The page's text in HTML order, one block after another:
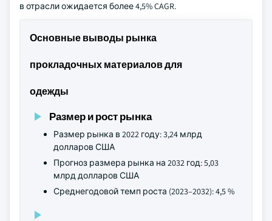
в отрасли ожидается более 4,5% CAGR.
Основные выводы рынка
прокладочных материалов для
одежды
Размер и рост рынка
Размер рынка в 2022 году: 3,24 млрд
долларов США
Прогноз размера рынка на 2032 год: 5,03
млрд долларов США
Среднегодовой темп роста (2023–2032): 4,5 %